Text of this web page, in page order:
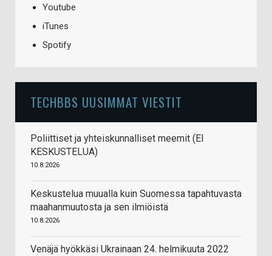
Youtube
iTunes
Spotify
TECHBBS UUSIMMAT VIESTIT
Poliittiset ja yhteiskunnalliset meemit (EI
KESKUSTELUA)
10.8.2026
Keskustelua muualla kuin Suomessa tapahtuvasta
maahanmuutosta ja sen ilmiöistä
10.8.2026
Venäjä hyökkäsi Ukrainaan 24. helmikuuta 2022